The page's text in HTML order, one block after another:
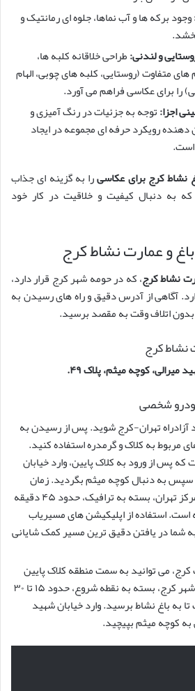
وجود برکه ها و آب نماها، جلوه ای رمانتیک و
و لندنی:طراحی خلاقانه کلبه ها،
متفاوت (روستایی، کلبه های چوبی، الهام
را برای عکاسی فراهم می آورد.
اجزا:توجه به جزئیات در رنگ آمیزی و
رویکرد حرفه ای مجموعه در ایجاد
نشاط کرج برای عکاسیرا به گزینه ای جذاب
به دنبال کیفیت و خلاقیت در کار خود
و عمارت نشاط کرج
نشاط کرج، که در حومه شهر کرج قرار دارد،
آگاهی از آدرس دقیق و راه های رسیدن به
اتلاف وقت به مقصد برسید.
نشاط کرج
میرالی، کوچه میثم، پلاک ۴۹.
شخصی
آزادراه تهران-کرج شوید. پس از رسیدن به
مربوط به کلاک و گرمدره استفاده کنید.
پس از ورود به کلاک پایین، وارد خیابان
به دنبال کوچه میثم بگردید. زمان
تقریبی این مسیر از مرکز تهران، بسته به ترافیک، حدود ۴۵ دقیقه
و ۱۵ دقیقه است. استفاده از اپلیکیشن های مسیریاب
شما در یافتن دقیق ترین مسیر کمک شایانی
کرج، می توانید به سمت منطقه کلاک پایین
حرکت کنید. از مرکز شهر کرج، بسته به نقطه شروع، حدود ۱۵ تا ۳۰
به باغ نشاط برسید. وارد خیابان شهید
کوچه میثم بپیچید.